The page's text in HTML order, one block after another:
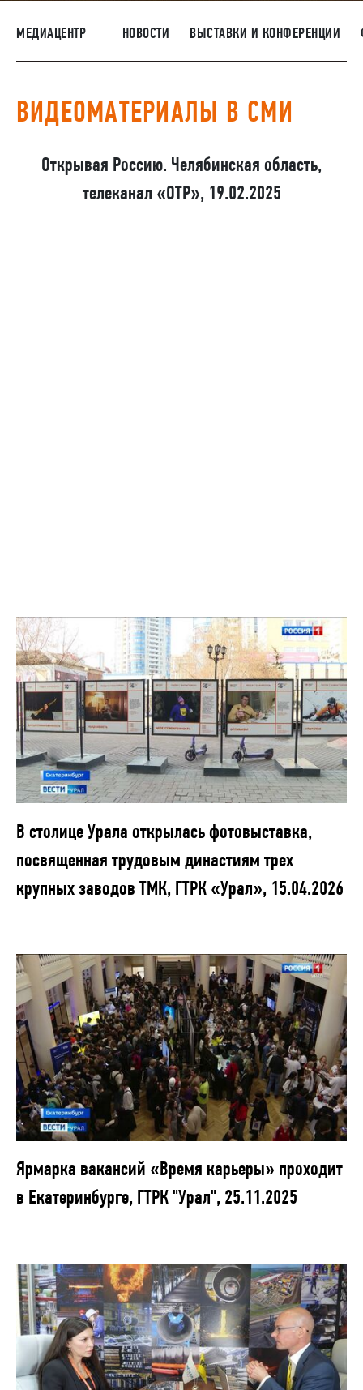
ПОСТАВЩИКАМ
R&D
КОРПОРАТИВНЫЙ УНИВЕРСИТЕТ TMK2U
КОМПЛАЕНС
МЕДИАЦЕНТР
МЕДИАЦЕНТР НОВОСТИ ВЫСТАВКИ И КОНФЕРЕНЦИИ
ВИДЕОМАТЕРИАЛЫ В СМИ
Открывая Россию. Челябинская область,
телеканал «ОТР», 19.02.2025
В столице Урала открылась фотовыставка,
посвященная трудовым династиям трех
крупных заводов ТМК, ГТРК «Урал», 15.04.2026
Ярмарка вакансий «Время карьеры» проходит
в Екатеринбурге, ГТРК "Урал", 25.11.2025